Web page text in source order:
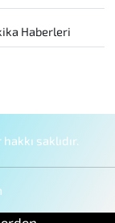
Haberleri
saklıdır.